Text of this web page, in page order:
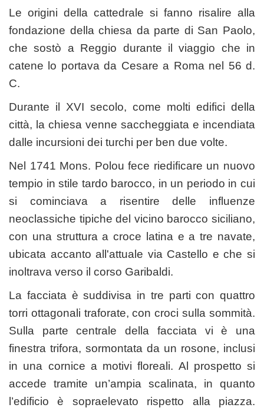
Le origini della cattedrale si fanno risalire alla
fondazione della chiesa da parte di San Paolo,
che sostò a Reggio durante il viaggio che in
catene lo portava da Cesare a Roma nel 56 d.
C.
Durante il XVI secolo, come molti edifici della
città, la chiesa venne saccheggiata e incendiata
dalle incursioni dei turchi per ben due volte.
Nel 1741 Mons. Polou fece riedificare un nuovo
tempio in stile tardo barocco, in un periodo in cui
si cominciava a risentire delle influenze
neoclassiche tipiche del vicino barocco siciliano,
con una struttura a croce latina e a tre navate,
ubicata accanto all'attuale via Castello e che si
inoltrava verso il corso Garibaldi.
La facciata è suddivisa in tre parti con quattro
torri ottagonali traforate, con croci sulla sommità.
Sulla parte centrale della facciata vi è una
finestra trifora, sormontata da un rosone, inclusi
in una cornice a motivi floreali. Al prospetto si
accede tramite un’ampia scalinata, in quanto
l’edificio è sopraelevato rispetto alla piazza.